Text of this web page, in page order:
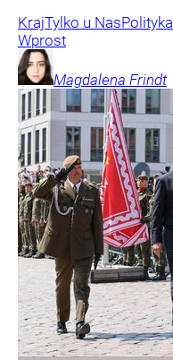
KrajTylko u NasPolityka
Wprost
Magdalena Frindt